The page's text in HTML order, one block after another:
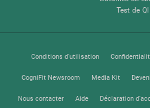
Test de QI
Conditions d'utilisation
CogniFit Newsroom Media Kit
Nous contacter Aide Déclaration